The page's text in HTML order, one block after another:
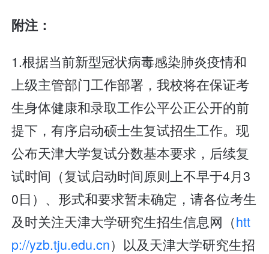
附注：
1.根据当前新型冠状病毒感染肺炎疫情和
上级主管部门工作部署，我校将在保证考
生身体健康和录取工作公平公正公开的前
提下，有序启动硕士生复试招生工作。现
公布天津大学复试分数基本要求，后续复
试时间（复试启动时间原则上不早于4月3
0日）、形式和要求暂未确定，请各位考生
及时关注天津大学研究生招生信息网（htt
p://yzb.tju.edu.cn）以及天津大学研究生招